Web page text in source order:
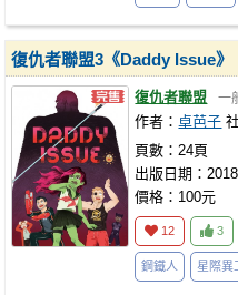
復仇者聯盟3《Daddy Issue》
復仇者聯盟 一
作者：卓芭子
頁數：24頁
出版日期：
價格：100元
12 3
鋼鐵人 星際異